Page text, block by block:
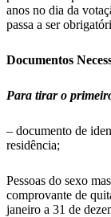
anos no dia da
passa a ser
Documentos
Para tirar o
– documento de
residência;
Pessoas do sexo
comprovante de
janeiro a 31 de